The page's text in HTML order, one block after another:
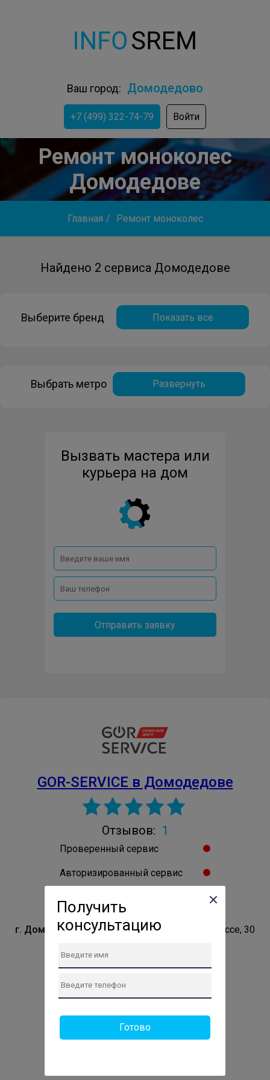
Ваш город: Домодедово
+7 (499) 322-74-79 Войти
Ремонт моноколес
Домодедове
Главная / Ремонт моноколес
Найдено 2 сервиса Домодедове
Выберите бренд Показать все
Выбрать метро Развернуть
GOR-SERVICE в Домодедове
Отзывов: 1
Проверенный сервис
Авторизированный сервис
г. Домодедово Домодедово, Каширское шоссе, 30
Телефон сервиса:
ПН: 10:00-19:00
СР: 10:00-19:00
ЧТ: 10:00-19:00
Вызвать мастера или
курьера на дом
Отправить заявку
Получить
консультацию
Готово